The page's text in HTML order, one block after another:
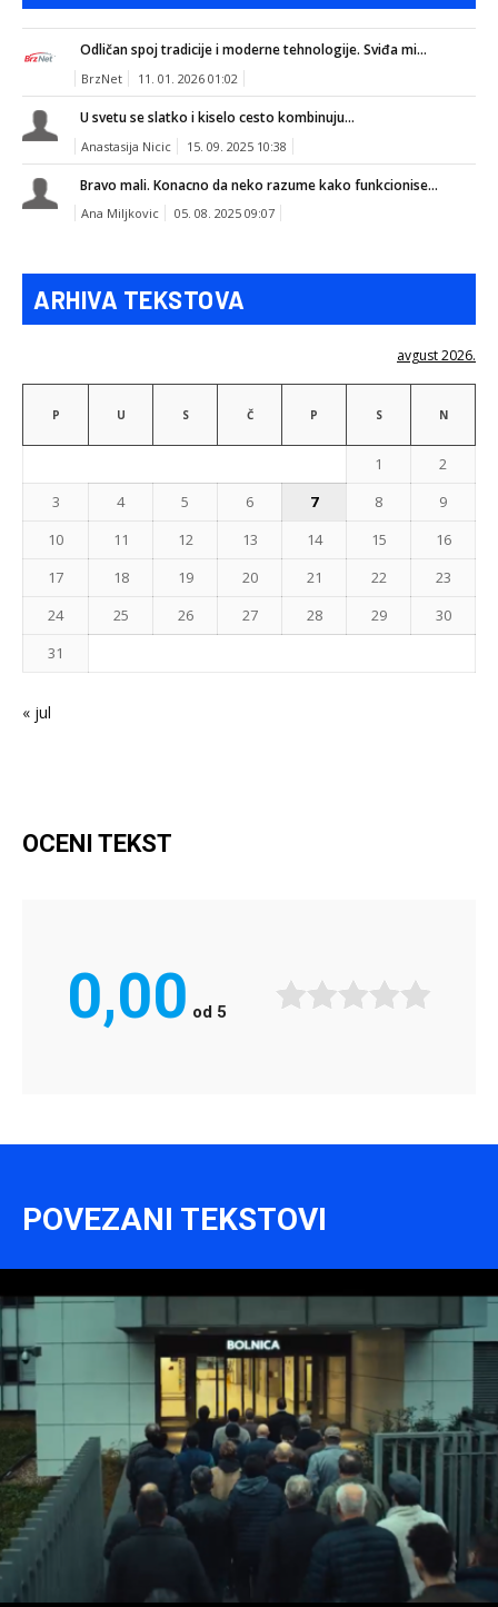
Odličan spoj tradicije i moderne tehnologije. Sviđa mi...
BrzNet 11. 01. 2026 01:02
U svetu se slatko i kiselo cesto kombinuju...
Anastasija Nicic 15. 09. 2025 10:38
Bravo mali. Konacno da neko razume kako funkcionise...
Ana Miljkovic 05. 08. 2025 09:07
ARHIVA TEKSTOVA
avgust 2026.
P U S Č P S N
1
2
3
4 5 6 7 8
9
10
11 12 13 14 15
16
17
18 19 20 21 22
23
24
25 26 27 28 29
30
31
« jul
OCENI TEKST
0,00 od 5
POVEZANI TEKSTOVI